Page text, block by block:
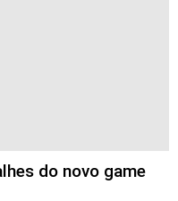
do novo game